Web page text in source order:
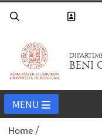
BENI
MENU
Home